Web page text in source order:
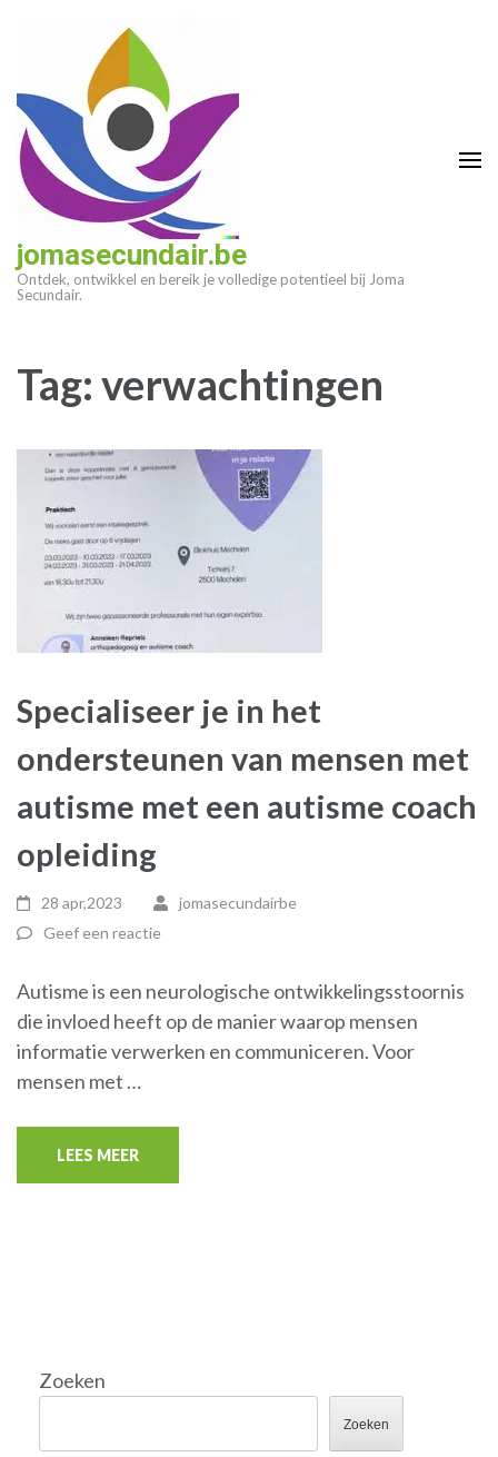
(druk
enter)
jomasecundair.be
Ontdek, ontwikkel en bereik je volledige potentieel bij Joma
Secundair.
Tag:verwachtingen
Specialiseer je in het
ondersteunen van mensen met
autisme met een autisme coach
opleiding
28 apr,2023
jomasecundairbe
Geef een reactie
Autisme is een neurologische ontwikkelingsstoornis
die invloed heeft op de manier waarop mensen
informatie verwerken en communiceren. Voor
mensen met …
LEES MEER
Zoeken
Zoeken